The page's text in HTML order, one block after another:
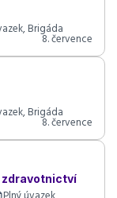
Brigáda
8. července
Brigáda
8. července
zdravotnictví
Plný úvazek